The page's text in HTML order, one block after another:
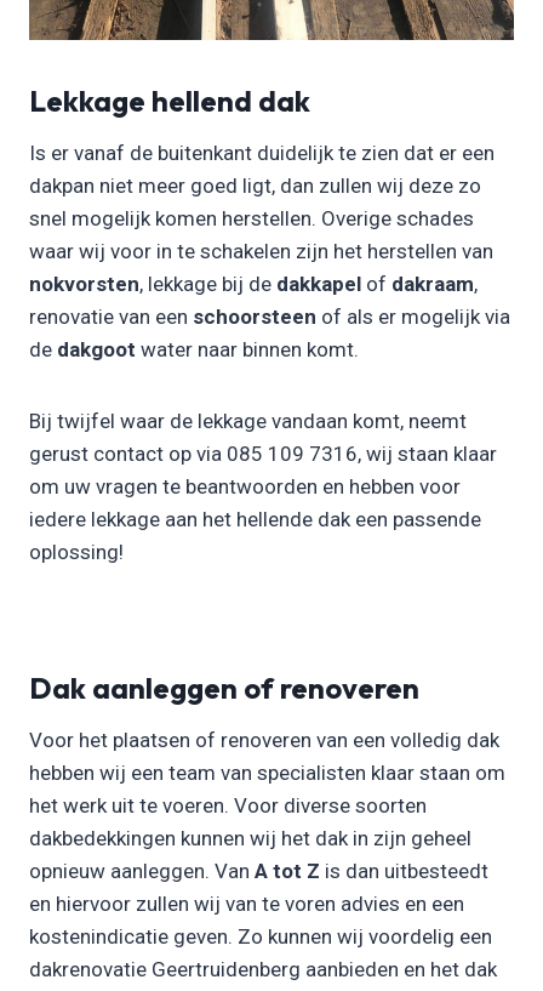
Lekkage hellend dak
Is er vanaf de buitenkant duidelijk te zien dat er een
dakpan niet meer goed ligt, dan zullen wij deze zo
snel mogelijk komen herstellen. Overige schades
waar wij voor in te schakelen zijn het herstellen van
nokvorsten, lekkage bij de dakkapel of dakraam,
renovatie van een schoorsteen of als er mogelijk via
de dakgoot water naar binnen komt.
Bij twijfel waar de lekkage vandaan komt, neemt
gerust contact op via 085 109 7316, wij staan klaar
om uw vragen te beantwoorden en hebben voor
iedere lekkage aan het hellende dak een passende
oplossing!
Dak aanleggen of renoveren
Voor het plaatsen of renoveren van een volledig dak
hebben wij een team van specialisten klaar staan om
het werk uit te voeren. Voor diverse soorten
dakbedekkingen kunnen wij het dak in zijn geheel
opnieuw aanleggen. Van A tot Z is dan uitbesteedt
en hiervoor zullen wij van te voren advies en een
kostenindicatie geven. Zo kunnen wij voordelig een
dakrenovatie Geertruidenberg aanbieden en het dak